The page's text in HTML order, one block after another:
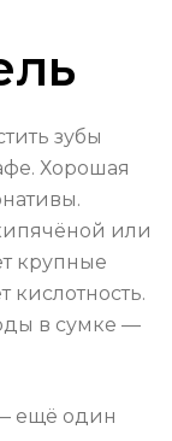
зубы
Хорошая
или
крупные
в сумке —
ещё один